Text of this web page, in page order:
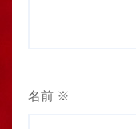
名前 ※